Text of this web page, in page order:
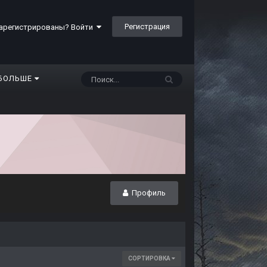
Войти Регистрация
Профиль
СОРТИРОВКА